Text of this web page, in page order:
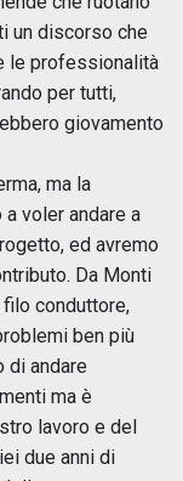
un discorso che
le professionalità
per tutti,
giovamento
ma la
voler andare a
ed avremo
Da Monti
conduttore,
ben più
di andare
ma è
lavoro e del
due anni di